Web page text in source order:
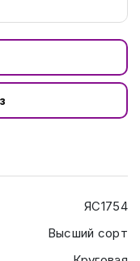
ЯС1754
Высший сорт